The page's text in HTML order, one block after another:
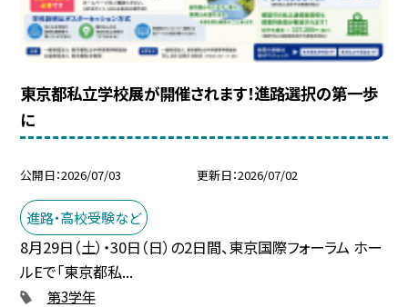
東京都私立学校展が開催されます！進路選択の第一歩
に
公開日 2026/07/03 更新日 2026/07/02
進路・高校受験など
8月29日（土）・30日（日）の2日間、東京国際フォーラム ホー
ルEで「東京都私...
第3学年